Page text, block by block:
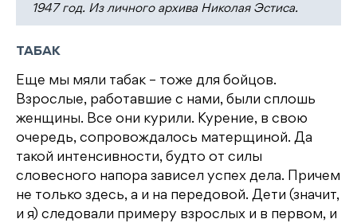
1947 год. Из личного архива Николая Эстиса.
ТАБАК
Еще мы мяли табак – тоже для бойцов.
Взрослые, работавшие с нами, были сплошь
женщины. Все они курили. Курение, в свою
очередь, сопровождалось матерщиной. Да
такой интенсивности, будто от силы
словесного напора зависел успех дела. Причем
не только здесь, а и на передовой. Дети (значит,
и я) следовали примеру взрослых и в первом, и